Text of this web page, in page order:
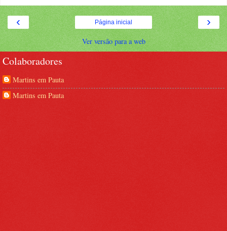
‹ ›
Página inicial
Ver versão para a web
Colaboradores
Martins em Pauta
Martins em Pauta